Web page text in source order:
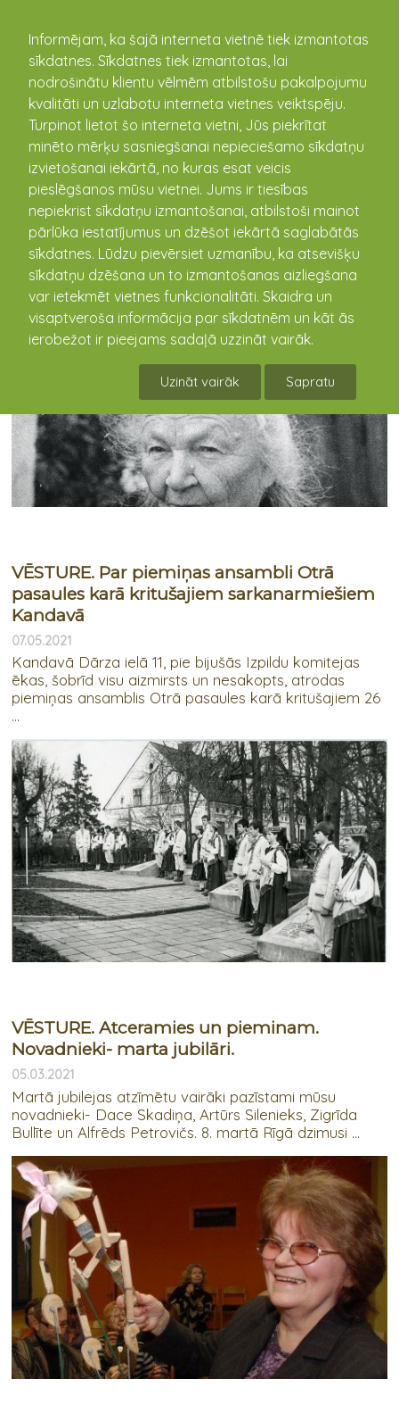
Informējam, ka šajā interneta vietnē tiek izmantotas
sīkdatnes. Sīkdatnes tiek izmantotas, lai
nodrošinātu klientu vēlmēm atbilstošu pakalpojumu
kvalitāti un uzlabotu interneta vietnes veiktspēju.
Turpinot lietot šo interneta vietni, Jūs piekrītat
minēto mērķu sasniegšanai nepieciešamo sīkdatņu
izvietošanai iekārtā, no kuras esat veicis
pieslēgšanos mūsu vietnei. Jums ir tiesības
nepiekrist sīkdatņu izmantošanai, atbilstoši mainot
pārlūka iestatījumus un dzēšot iekārtā saglabātās
sīkdatnes. Lūdzu pievērsiet uzmanību, ka atsevišķu
sīkdatņu dzēšana un to izmantošanas aizliegšana
var ietekmēt vietnes funkcionalitāti. Skaidra un
visaptveroša informācija par sīkdatnēm un kāt ās
ierobežot ir pieejams sadaļā uzzināt vairāk.
Uzināt vairāk Sapratu
kandava.lv
Pilsētas vēsture
VĒSTURE. Atceramies un pieminam.
Novadnieki-jūnija jubilāri
08.06.2021
Jūnijā piemiņas jubilejas ir vairākiem mūsu
novadniekiem, kuri ierakstījuši paliekošas lapaspuses
kultūras un izglītības jomā Kandavas novadā. 4. jūnijā
115 ...
VĒSTURE. Par piemiņas ansambli Otrā
pasaules karā kritušajiem sarkanarmiešiem
Kandavā
07.05.2021
Kandavā Dārza ielā 11, pie bijušās Izpildu komitejas
ēkas, šobrīd visu aizmirsts un nesakopts, atrodas
piemiņas ansamblis Otrā pasaules karā kritušajiem 26
...
VĒSTURE. Atceramies un pieminam.
Novadnieki- marta jubilāri.
05.03.2021
Martā jubilejas atzīmētu vairāki pazīstami mūsu
novadnieki- Dace Skadiņa, Artūrs Silenieks, Zigrīda
Bullīte un Alfrēds Petrovičs. 8. martā Rīgā dzimusi ...